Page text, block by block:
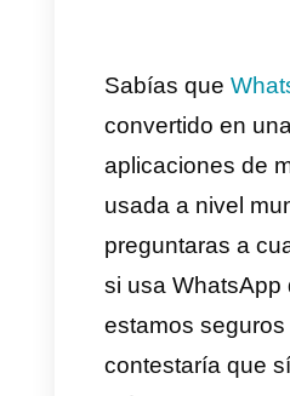
Cuál es la
WhatsApp
plataforma?
Conclusión
Sabías que